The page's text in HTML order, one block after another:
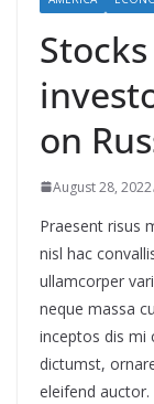
on
August 28, 2022
Praesent risus
nisl hac
ullamcorper
neque massa
inceptos dis mi
dictumst,
eleifend